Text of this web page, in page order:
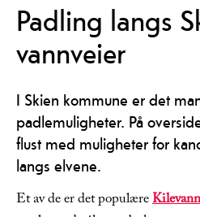
Padling langs
vannveier
I Skien kommune er det
padlemuligheter. På
flust med muligheter for
langs elvene.
Et av de er det populære